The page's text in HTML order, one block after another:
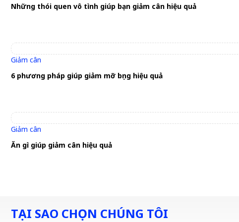
Những thói quen vô tình giúp bạn giảm cân hiệu quả
Giảm cân
6 phương pháp giúp giảm mỡ bụng hiệu quả
Giảm cân
Ăn gì giúp giảm cân hiệu quả
TẠI SAO CHỌN CHÚNG TÔI